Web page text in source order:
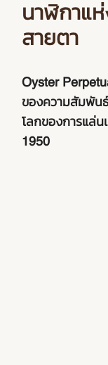
นาฬิกาแ
สายตา
Oyster
ของความสัมพัน
โลกของการแล่
1950